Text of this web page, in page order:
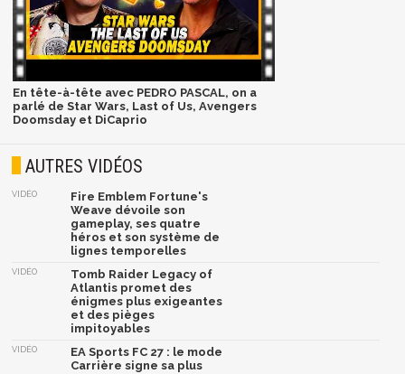
En tête-à-tête avec PEDRO PASCAL, on a
parlé de Star Wars, Last of Us, Avengers
Doomsday et DiCaprio
AUTRES VIDÉOS
VIDÉO
Fire Emblem Fortune's
Weave dévoile son
gameplay, ses quatre
héros et son système de
lignes temporelles
VIDÉO
Tomb Raider Legacy of
Atlantis promet des
énigmes plus exigeantes
et des pièges
impitoyables
VIDÉO
EA Sports FC 27 : le mode
Carrière signe sa plus